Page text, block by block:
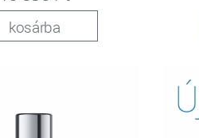
kosárba